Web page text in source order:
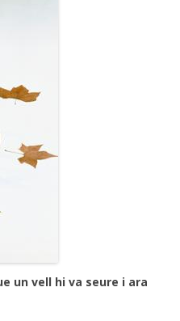
un vell hi va seure i ara